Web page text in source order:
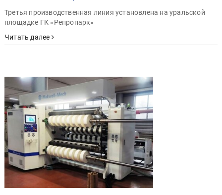
Третья производственная линия установлена на уральской
площадке ГК «Репропарк»
Читать далее